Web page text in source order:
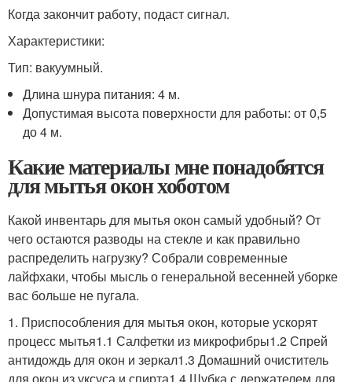
Когда закончит работу, подаст сигнал.
Характеристики:
Тип: вакуумный.
Длина шнура питания: 4 м.
Допустимая высота поверхности для работы: от 0,5
до 4 м.
Какие материалы мне понадобятся
для мытья окон хоботом
Какой инвентарь для мытья окон самый удобный? От
чего остаются разводы на стекле и как правильно
распределить нагрузку? Собрали современные
лайфхаки, чтобы мысль о генеральной весенней уборке
вас больше не пугала.
1. Приспособления для мытья окон, которые ускорят
процесс мытья1.1 Салфетки из микрофибры1.2 Спрей
антидождь для окон и зеркал1.3 Домашний очиститель
для окон из уксуса и спирта1.4 Шубка с держателем для